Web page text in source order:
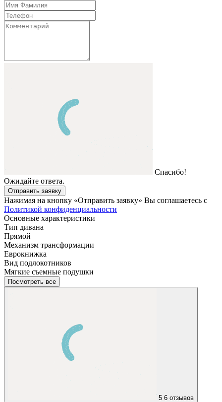
Спасибо!
Ожидайте ответа.
Отправить заявку
Нажимая на кнопку «Отправить заявку» Вы соглашаетесь с
Политикой конфиденциальности
Основные характеристики
Тип дивана
Прямой
Механизм трансформации
Еврокнижка
Вид подлокотников
Мягкие съемные подушки
Посмотреть все
5 6 отзывов